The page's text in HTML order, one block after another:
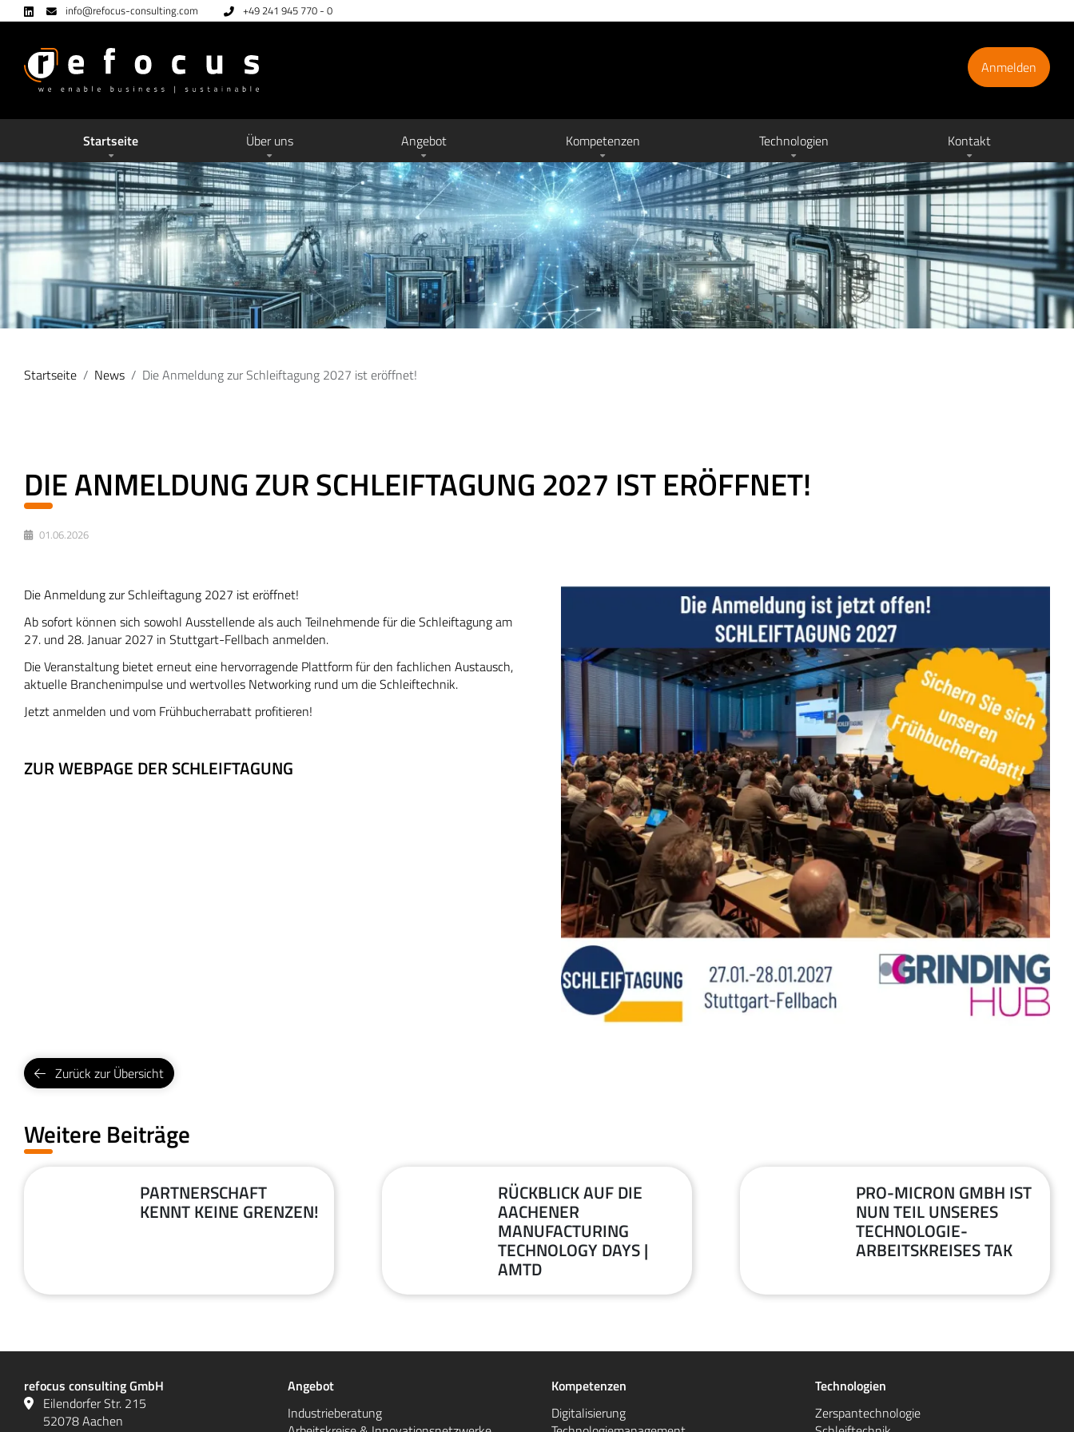
info@refocus-consulting.com +49 241 945 770 - 0
Anmelden
Startseite Über uns Angebot Kompetenzen Technologien Kontakt
Startseite News Die Anmeldung zur Schleiftagung 2027 ist eröffnet!
DIE ANMELDUNG ZUR SCHLEIFTAGUNG 2027 IST ERÖFFNET!
01.06.2026
Die Anmeldung zur Schleiftagung 2027 ist eröffnet!
Ab sofort können sich sowohl Ausstellende als auch Teilnehmende für die Schleiftagung am
27. und 28. Januar 2027 in Stuttgart-Fellbach anmelden.
Die Veranstaltung bietet erneut eine hervorragende Plattform für den fachlichen Austausch,
aktuelle Branchenimpulse und wertvolles Networking rund um die Schleiftechnik.
Jetzt anmelden und vom Frühbucherrabatt profitieren!
ZUR WEBPAGE DER SCHLEIFTAGUNG
Zurück zur Übersicht
Weitere Beiträge
PARTNERSCHAFT
KENNT KEINE GRENZEN!
RÜCKBLICK AUF DIE
AACHENER
MANUFACTURING
TECHNOLOGY DAYS |
AMTD
PRO-MICRON GMBH IST
NUN TEIL UNSERES
TECHNOLOGIE-
ARBEITSKREISES TAK
refocus consulting GmbH
Eilendorfer Str. 215
52078 Aachen
Angebot
Industrieberatung
Kompetenzen
Digitalisierung
Technologien
Zerspantechnologie